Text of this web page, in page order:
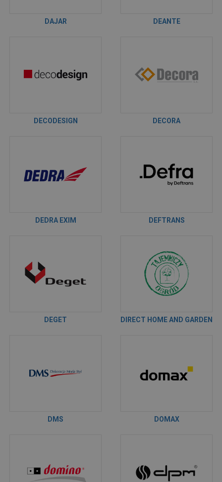
DAJAR DEANTE
DECODESIGN DECORA
DEDRA EXIM DEFTRANS
DEGET DIRECT HOME AND GARDEN
DMS DOMAX